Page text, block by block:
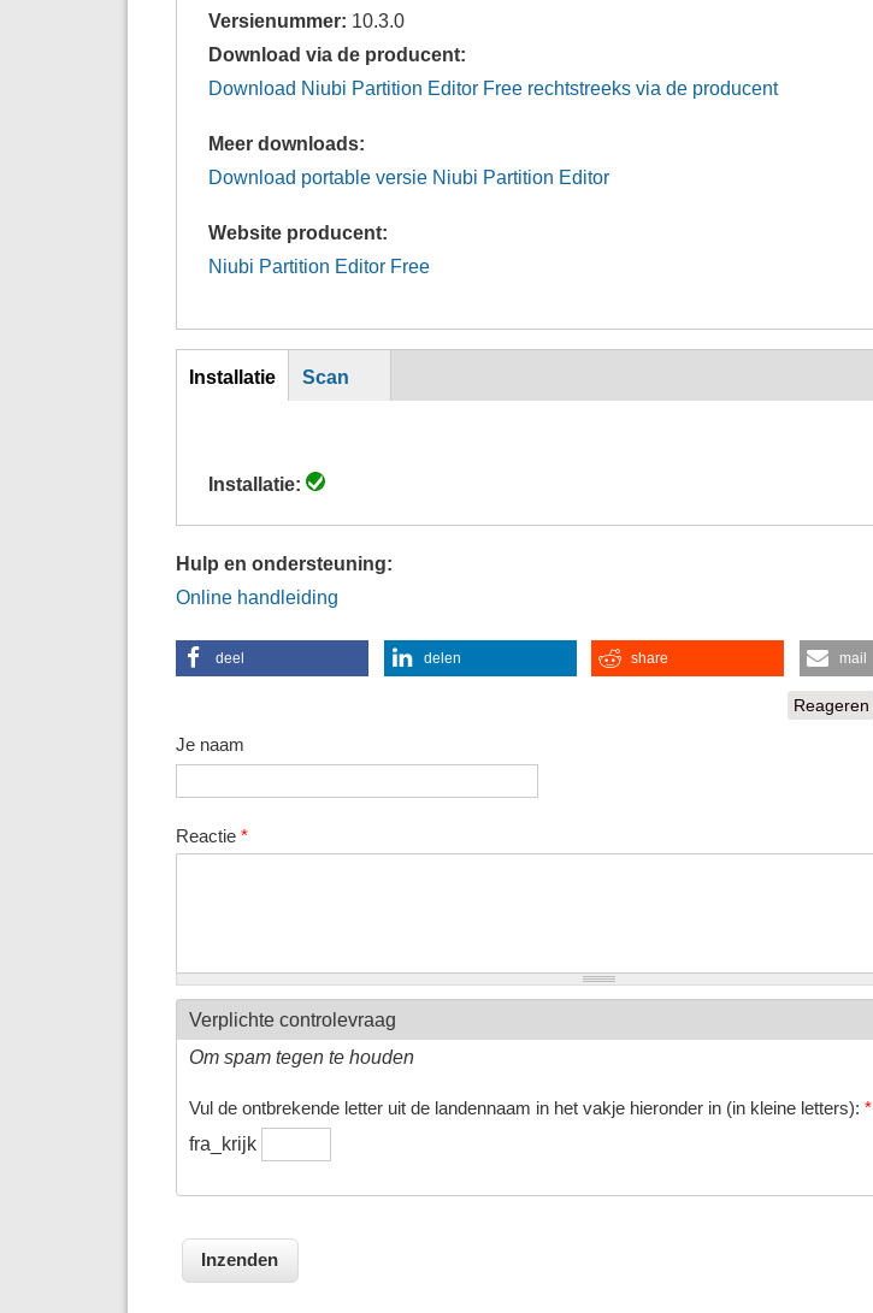
Versienummer: 10.3.0
Download via de producent:
Download Niubi Partition Editor Free rechtstreeks via de producent
Meer downloads:
Download portable versie Niubi Partition Editor
Website producent:
Niubi Partition Editor Free
Inst
Installatie
Scan
Installatie:
Hulp en ondersteuning:
Online handleiding
deel delen share mail
Reageren
Je naam
Reactie *
Verplichte controlevraag
Om spam tegen te houden
Vul de ontbrekende letter uit de landennaam in het vakje hieronder in (in kleine letters): *
fra_krijk